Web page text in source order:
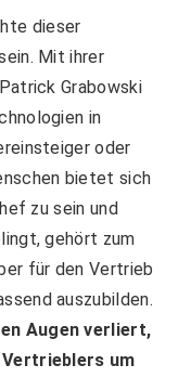
dieser
Mit ihrer
Grabowski
in
oder
bietet sich
zu sein und
gehört zum
für den Vertrieb
auszubilden.
Augen verliert,
um